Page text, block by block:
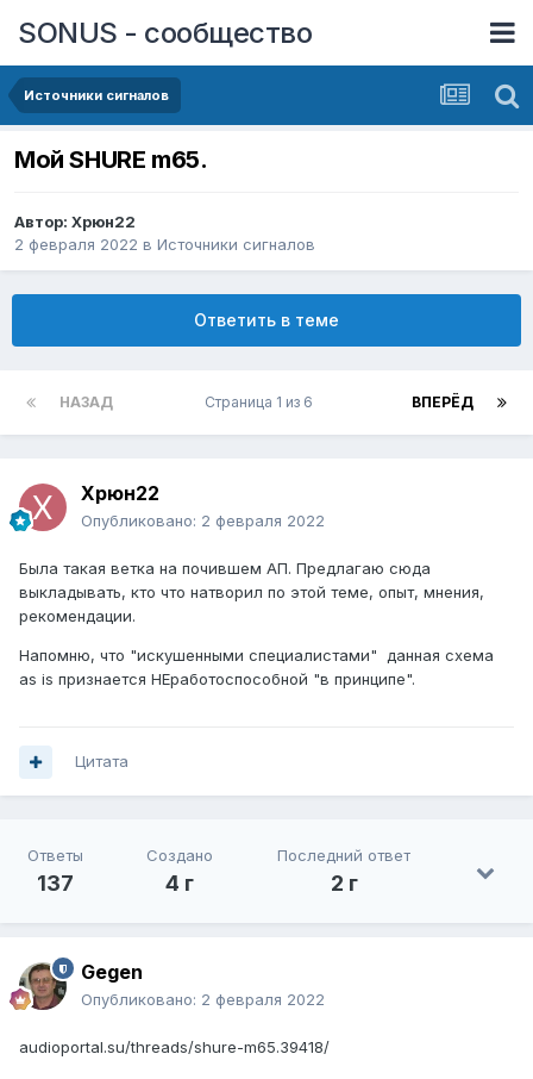
SONUS - сообщество
Источники сигналов
Мой SHURE m65.
Автор: Xpюн22
2 февраля 2022 в Источники сигналов
Ответить в теме
НАЗАД ВПЕРЁД
Страница 1 из 6
Xpюн22
Опубликовано: 2 февраля 2022
Была такая ветка на почившем АП. Предлагаю сюда
выкладывать, кто что натворил по этой теме, опыт, мнения,
рекомендации.
Напомню, что "искушенными специалистами" данная схема
as is признается НЕработоспособной "в принципе".
Цитата
Ответы
137
Создано
4 г
Последний ответ
2 г
Gegen
Опубликовано: 2 февраля 2022
audioportal.su/threads/shure-m65.39418/